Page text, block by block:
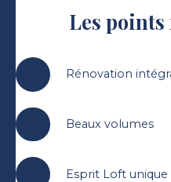
Les
Rénovation
Beaux volumes
Esprit Loft unique